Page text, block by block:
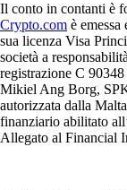
Il conto in contanti è
Crypto.com è
sua licenza Visa
società a
registrazione C
Mikiel Ang Borg,
autorizzata dalla
finanziario abilitato
Allegato al Financial